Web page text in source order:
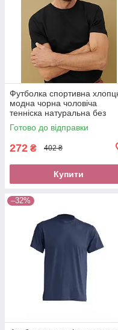
Футболка спортивна
модна чорна чоловіча
тенніска натуральна без
передоплати новою поштою
Одяг для спорту дому
Готово до відправки
272 ₴ 402 ₴
Купити
–32%